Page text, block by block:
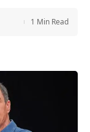
1 Min Read